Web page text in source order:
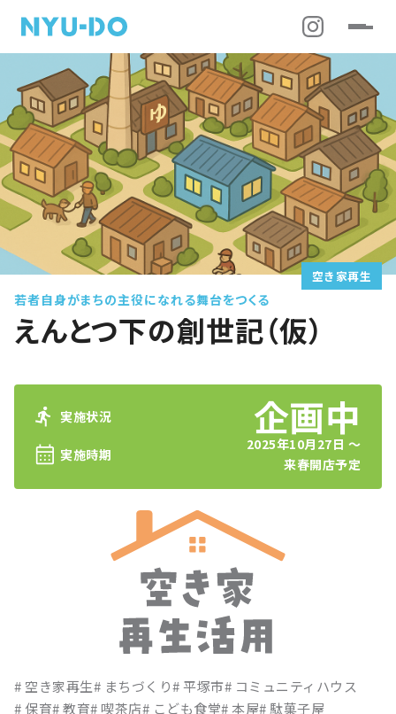
空き家再生
若者自身がまちの主役になれる舞台をつくる
えんとつ下の創世記（仮）
実施状況
実施時期
2025年10月27日 〜
来春開店予定
空き家再生 まちづくり 平塚市
コミュニティハウス
保育
教育 喫茶店 こども食堂 本屋 駄菓子屋